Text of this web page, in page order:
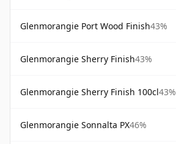
Glenmorangie Port Wood Finish43%
Glenmorangie Sherry Finish43%
Glenmorangie Sherry Finish 100cl43%
Glenmorangie Sonnalta PX46%